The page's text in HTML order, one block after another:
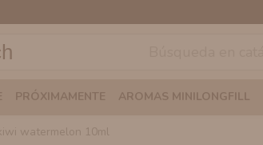
PRÓXIMAMENTE AROMAS MINILONGFILL
watermelon 10ml